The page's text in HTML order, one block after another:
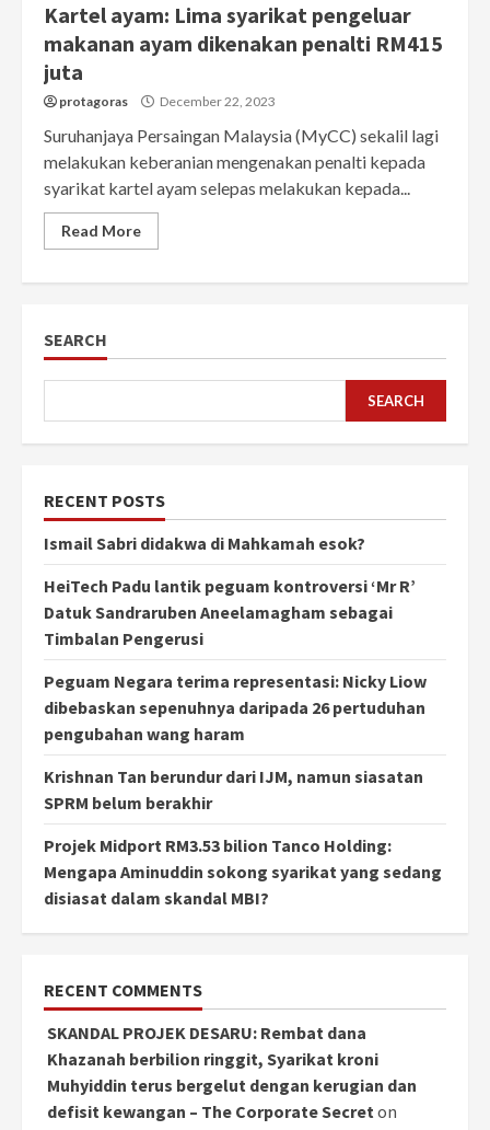
Kartel ayam: Lima syarikat pengeluar
makanan ayam dikenakan penalti RM415
juta
protagoras December 22, 2023
Suruhanjaya Persaingan Malaysia (MyCC) sekalil lagi
melakukan keberanian mengenakan penalti kepada
syarikat kartel ayam selepas melakukan kepada...
Read More
SEARCH
SEARCH
RECENT POSTS
Ismail Sabri didakwa di Mahkamah esok?
HeiTech Padu lantik peguam kontroversi ‘Mr R’
Datuk Sandraruben Aneelamagham sebagai
Timbalan Pengerusi
Peguam Negara terima representasi: Nicky Liow
dibebaskan sepenuhnya daripada 26 pertuduhan
pengubahan wang haram
Krishnan Tan berundur dari IJM, namun siasatan
SPRM belum berakhir
Projek Midport RM3.53 bilion Tanco Holding:
Mengapa Aminuddin sokong syarikat yang sedang
disiasat dalam skandal MBI?
RECENT COMMENTS
SKANDAL PROJEK DESARU: Rembat dana
Khazanah berbilion ringgit, Syarikat kroni
Muhyiddin terus bergelut dengan kerugian dan
defisit kewangan – The Corporate Secreton